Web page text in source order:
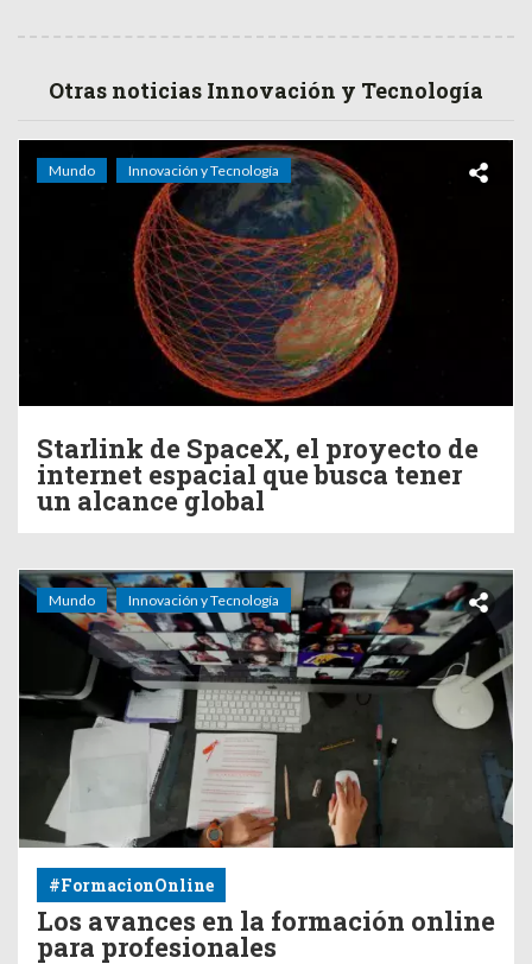
Otras noticias Innovación y Tecnología
Mundo Innovación y Tecnología
Starlink de SpaceX, el proyecto de
internet espacial que busca tener
un alcance global
Mundo Innovación y Tecnología
#FormacionOnline
Los avances en la formación online
para profesionales